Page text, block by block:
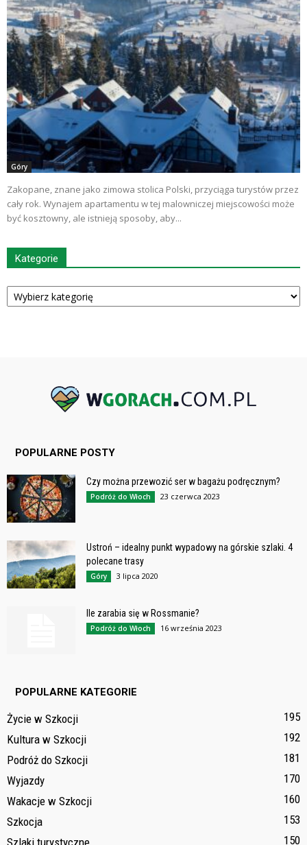
Góry
Zakopane, znane jako zimowa stolica Polski, przyciąga turystów przez
cały rok. Wynajem apartamentu w tej malowniczej miejscowości może
być kosztowny, ale istnieją sposoby, aby...
Kategorie
Kategorie
POPULARNE POSTY
Czy można przewozić ser w bagażu podręcznym?
Podróż do Włoch 23 czerwca 2023
Ustroń – idealny punkt wypadowy na górskie szlaki. 4
polecane trasy
Góry 3 lipca 2020
Ile zarabia się w Rossmanie?
Podróż do Włoch 16 września 2023
POPULARNE KATEGORIE
Życie w Szkocji
195
Kultura w Szkocji
192
Podróż do Szkocji
181
Wyjazdy
170
Wakacje w Szkocji
160
Szkocja
153
150